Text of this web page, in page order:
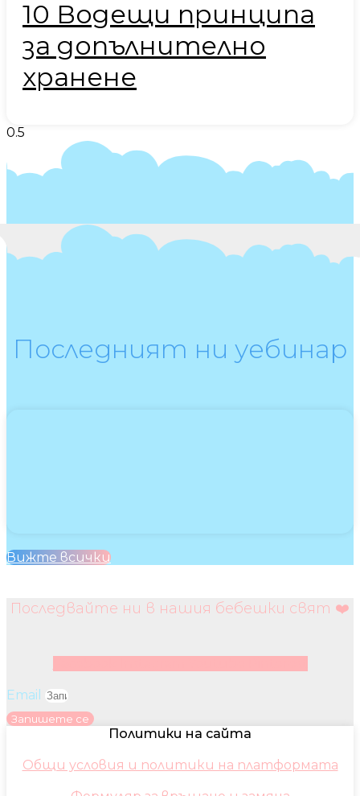
10 Водещи принципа
за допълнително
хранене
Последният ни уебинар
Вижте всички
Последвайте ни в нашия бебешки свят ❤️
Email
Запишете се
Политики на сайта
Общи условия и политики на платформата